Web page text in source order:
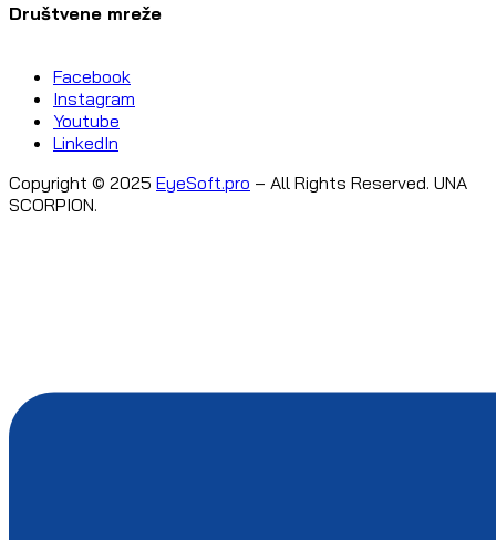
Društvene mreže
Facebook
Instagram
Youtube
LinkedIn
Copyright © 2025 EyeSoft.pro – All Rights Reserved. UNA
SCORPION.